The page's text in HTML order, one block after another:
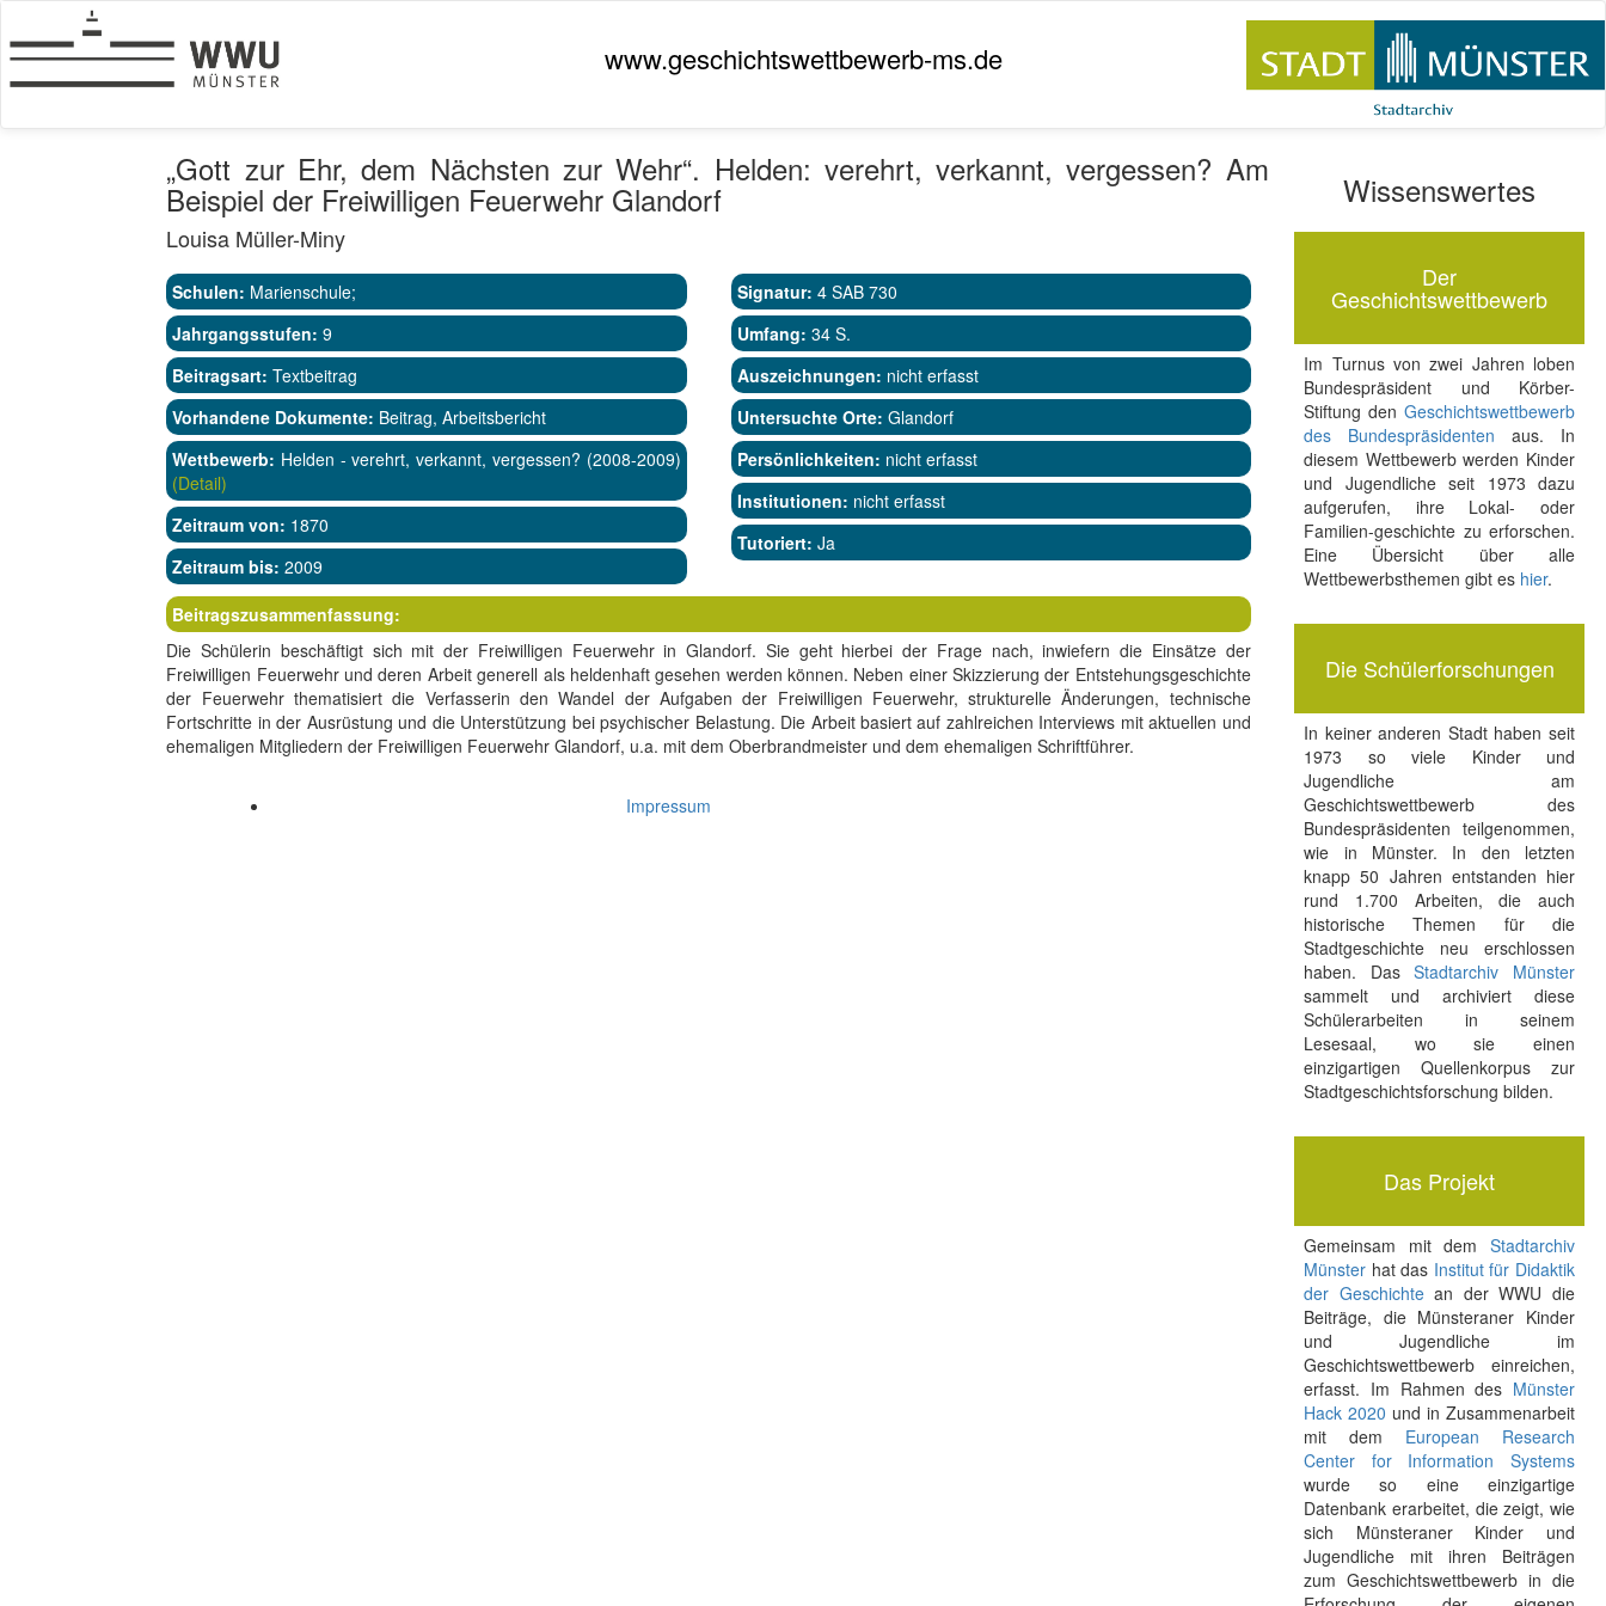
www.geschichtswettbewerb-ms.de
„Gott zur Ehr, dem Nächsten zur Wehr“. Helden: verehrt, verkannt, vergessen? Am
Beispiel der Freiwilligen Feuerwehr Glandorf
Louisa Müller-Miny
Schulen: Marienschule;
Jahrgangsstufen: 9
Beitragsart: Textbeitrag
Vorhandene Dokumente: Beitrag, Arbeitsbericht
Wettbewerb: Helden - verehrt, verkannt, vergessen? (2008-2009)
(Detail)
Zeitraum von: 1870
Zeitraum bis: 2009
Signatur: 4 SAB 730
Umfang: 34 S.
Auszeichnungen: nicht erfasst
Untersuchte Orte: Glandorf
Persönlichkeiten: nicht erfasst
Institutionen: nicht erfasst
Tutoriert: Ja
Beitragszusammenfassung:
Die Schülerin beschäftigt sich mit der Freiwilligen Feuerwehr in Glandorf. Sie geht hierbei der Frage nach, inwiefern die Einsätze der
Freiwilligen Feuerwehr und deren Arbeit generell als heldenhaft gesehen werden können. Neben einer Skizzierung der Entstehungsgeschichte
der Feuerwehr thematisiert die Verfasserin den Wandel der Aufgaben der Freiwilligen Feuerwehr, strukturelle Änderungen, technische
Fortschritte in der Ausrüstung und die Unterstützung bei psychischer Belastung. Die Arbeit basiert auf zahlreichen Interviews mit aktuellen und
ehemaligen Mitgliedern der Freiwilligen Feuerwehr Glandorf, u.a. mit dem Oberbrandmeister und dem ehemaligen Schriftführer.
Wissenswertes
Der
Geschichtswettbewerb
Im Turnus von zwei Jahren loben
Bundespräsident und Körber-
Stiftung den Geschichtswettbewerb
des Bundespräsidenten aus. In
diesem Wettbewerb werden Kinder
und Jugendliche seit 1973 dazu
aufgerufen, ihre Lokal- oder
Familien-geschichte zu erforschen.
Eine Übersicht über alle
Wettbewerbsthemen gibt es hier.
Die Schülerforschungen
In keiner anderen Stadt haben seit
1973 so viele Kinder und
Jugendliche am
Geschichtswettbewerb des
Bundespräsidenten teilgenommen,
wie in Münster. In den letzten
knapp 50 Jahren entstanden hier
rund 1.700 Arbeiten, die auch
historische Themen für die
Stadtgeschichte neu erschlossen
haben. DasStadtarchiv Münster
sammelt und archiviert diese
Schülerarbeiten in seinem
Lesesaal, wo sie einen
einzigartigen Quellenkorpus zur
Stadtgeschichtsforschung bilden.
Das Projekt
Gemeinsam mit dem Stadtarchiv
Münster hat das Institut für Didaktik
der Geschichtean der WWU die
Beiträge, die Münsteraner Kinder
und Jugendliche im
Geschichtswettbewerb einreichen,
erfasst. Im Rahmen des Münster
Hack 2020 und in Zusammenarbeit
mit dem European Research
Center for Information Systems
wurde so eine einzigartige
Datenbank erarbeitet, die zeigt, wie
sich Münsteraner Kinder und
Jugendliche mit ihren Beiträgen
zum Geschichtswettbewerb in die
Impressum